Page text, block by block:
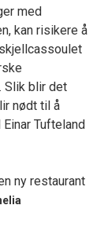
med
kan risikere å
Slik blir det
nødt til å
Tufteland
ny restaurant